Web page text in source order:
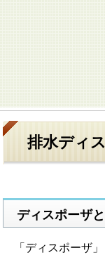
排水ディ
ディスポーザ
「ディスポーザ」